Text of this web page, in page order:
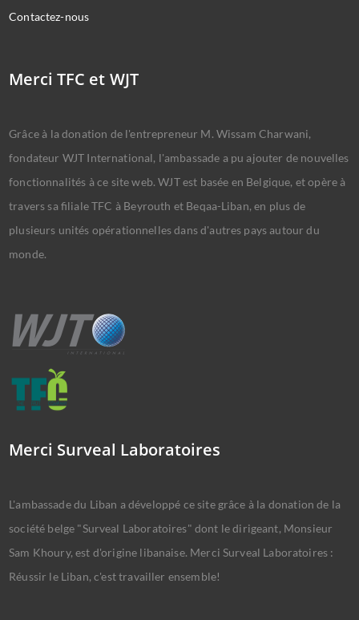
Contactez-nous
Merci TFC et WJT
Grâce à la donation de l'entrepreneur M. Wissam Charwani,
fondateur WJT International, l'ambassade a pu ajouter de nouvelles
fonctionnalités à ce site web. WJT est basée en Belgique, et opère à
travers sa filiale TFC à Beyrouth et Beqaa-Liban, en plus de
plusieurs unités opérationnelles dans d'autres pays autour du
monde.
Merci Surveal Laboratoires
L'ambassade du Liban a développé ce site grâce à la donation de la
société belge "Surveal Laboratoires" dont le dirigeant, Monsieur
Sam Khoury, est d'origine libanaise. Merci Surveal Laboratoires :
Réussir le Liban, c'est travailler ensemble!